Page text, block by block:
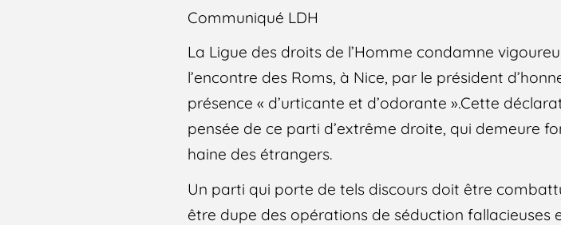
Communiqué LDH
La Ligue des droits de l’Homme condamne
l’encontre des Roms, à Nice, par le président
présence « d’urticante et d’odorante ».Cette
pensée de ce parti d’extrême droite, qui demeure
haine des étrangers.
Un parti qui porte de tels discours doit être
être dupe des opérations de séduction fallacieuses